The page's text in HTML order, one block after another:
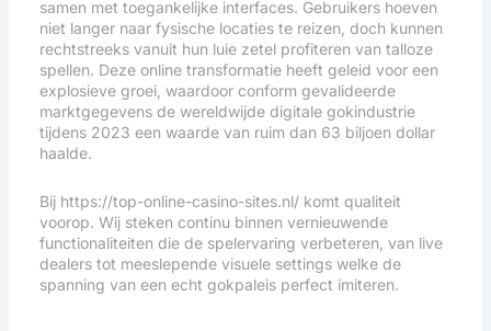
samen met toegankelijke interfaces. Gebruikers hoeven
niet langer naar fysische locaties te reizen, doch kunnen
rechtstreeks vanuit hun luie zetel profiteren van talloze
spellen. Deze online transformatie heeft geleid voor een
explosieve groei, waardoor conform gevalideerde
marktgegevens de wereldwijde digitale gokindustrie
tijdens 2023 een waarde van ruim dan 63 biljoen dollar
haalde.
Bij https://top-online-casino-sites.nl/komt qualiteit
voorop. Wij steken continu binnen vernieuwende
functionaliteiten die de spelervaring verbeteren, van live
dealers tot meeslepende visuele settings welke de
spanning van een echt gokpaleis perfect imiteren.